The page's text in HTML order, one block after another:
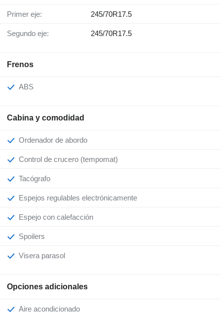
Primer eje: 245/70R17.5
Segundo eje: 245/70R17.5
Frenos
ABS
Cabina y comodidad
Ordenador de abordo
Control de crucero (tempomat)
Tacógrafo
Espejos regulables electrónicamente
Espejo con calefacción
Spoilers
Visera parasol
Opciones adicionales
Aire acondicionado